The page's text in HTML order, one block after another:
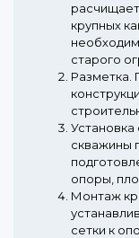
крупных
старого
Разметка.
Установка
скважины
опоры,
Монтаж
сетки к